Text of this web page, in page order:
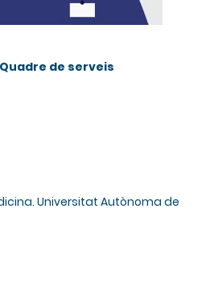
Universitat Autònoma de
de serveis